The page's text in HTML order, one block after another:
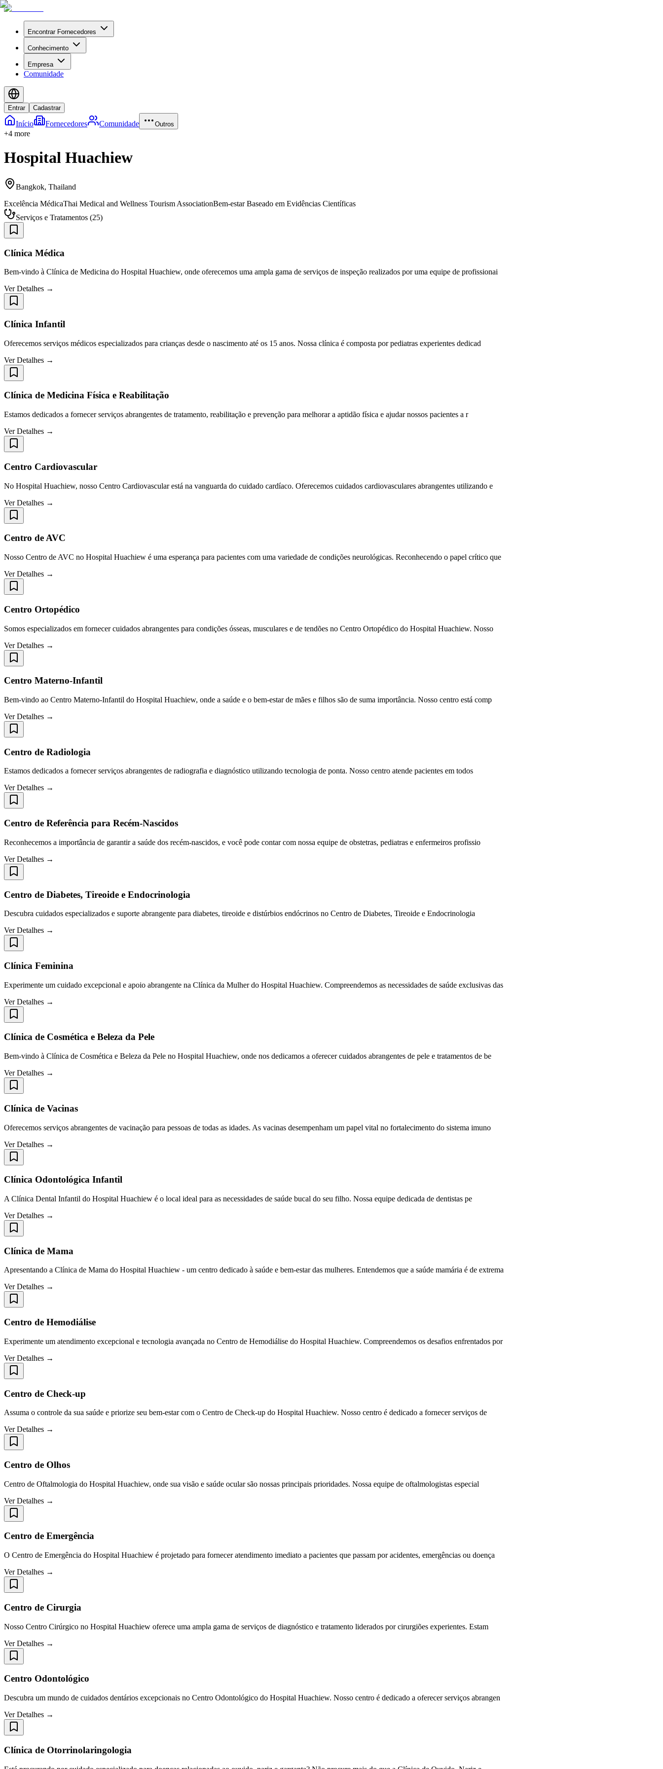
Encontrar Fornecedores
Conhecimento
Empresa
Comunidade
Entrar Cadastrar
Início Fornecedores Comunidade Outros
+4 more
Hospital Huachiew
Bangkok, Thailand
Excelência MédicaThai Medical and Wellness Tourism AssociationBem-estar Baseado em Evidências Científicas
Serviços e Tratamentos (25)
Clínica Médica
Bem-vindo à Clínica de Medicina do Hospital Huachiew, onde oferecemos uma ampla gama de serviços de inspeção realizados por uma equipe de profissionai
Ver Detalhes →
Clínica Infantil
Oferecemos serviços médicos especializados para crianças desde o nascimento até os 15 anos. Nossa clínica é composta por pediatras experientes dedicad
Ver Detalhes →
Clínica de Medicina Física e Reabilitação
Estamos dedicados a fornecer serviços abrangentes de tratamento, reabilitação e prevenção para melhorar a aptidão física e ajudar nossos pacientes a r
Ver Detalhes →
Centro Cardiovascular
No Hospital Huachiew, nosso Centro Cardiovascular está na vanguarda do cuidado cardíaco. Oferecemos cuidados cardiovasculares abrangentes utilizando e
Ver Detalhes →
Centro de AVC
Nosso Centro de AVC no Hospital Huachiew é uma esperança para pacientes com uma variedade de condições neurológicas. Reconhecendo o papel crítico que
Ver Detalhes →
Centro Ortopédico
Somos especializados em fornecer cuidados abrangentes para condições ósseas, musculares e de tendões no Centro Ortopédico do Hospital Huachiew. Nosso
Ver Detalhes →
Centro Materno-Infantil
Bem-vindo ao Centro Materno-Infantil do Hospital Huachiew, onde a saúde e o bem-estar de mães e filhos são de suma importância. Nosso centro está comp
Ver Detalhes →
Centro de Radiologia
Estamos dedicados a fornecer serviços abrangentes de radiografia e diagnóstico utilizando tecnologia de ponta. Nosso centro atende pacientes em todos
Ver Detalhes →
Centro de Referência para Recém-Nascidos
Reconhecemos a importância de garantir a saúde dos recém-nascidos, e você pode contar com nossa equipe de obstetras, pediatras e enfermeiros profissio
Ver Detalhes →
Centro de Diabetes, Tireoide e Endocrinologia
Descubra cuidados especializados e suporte abrangente para diabetes, tireoide e distúrbios endócrinos no Centro de Diabetes, Tireoide e Endocrinologia
Ver Detalhes →
Clínica Feminina
Experimente um cuidado excepcional e apoio abrangente na Clínica da Mulher do Hospital Huachiew. Compreendemos as necessidades de saúde exclusivas das
Ver Detalhes →
Clínica de Cosmética e Beleza da Pele
Bem-vindo à Clínica de Cosmética e Beleza da Pele no Hospital Huachiew, onde nos dedicamos a oferecer cuidados abrangentes de pele e tratamentos de be
Ver Detalhes →
Clínica de Vacinas
Oferecemos serviços abrangentes de vacinação para pessoas de todas as idades. As vacinas desempenham um papel vital no fortalecimento do sistema imuno
Ver Detalhes →
Clínica Odontológica Infantil
A Clínica Dental Infantil do Hospital Huachiew é o local ideal para as necessidades de saúde bucal do seu filho. Nossa equipe dedicada de dentistas pe
Ver Detalhes →
Clínica de Mama
Apresentando a Clínica de Mama do Hospital Huachiew - um centro dedicado à saúde e bem-estar das mulheres. Entendemos que a saúde mamária é de extrema
Ver Detalhes →
Centro de Hemodiálise
Experimente um atendimento excepcional e tecnologia avançada no Centro de Hemodiálise do Hospital Huachiew. Compreendemos os desafios enfrentados por
Ver Detalhes →
Centro de Check-up
Assuma o controle da sua saúde e priorize seu bem-estar com o Centro de Check-up do Hospital Huachiew. Nosso centro é dedicado a fornecer serviços de
Ver Detalhes →
Centro de Olhos
Centro de Oftalmologia do Hospital Huachiew, onde sua visão e saúde ocular são nossas principais prioridades. Nossa equipe de oftalmologistas especial
Ver Detalhes →
Centro de Emergência
O Centro de Emergência do Hospital Huachiew é projetado para fornecer atendimento imediato a pacientes que passam por acidentes, emergências ou doença
Ver Detalhes →
Centro de Cirurgia
Nosso Centro Cirúrgico no Hospital Huachiew oferece uma ampla gama de serviços de diagnóstico e tratamento liderados por cirurgiões experientes. Estam
Ver Detalhes →
Centro Odontológico
Descubra um mundo de cuidados dentários excepcionais no Centro Odontológico do Hospital Huachiew. Nosso centro é dedicado a oferecer serviços abrangen
Ver Detalhes →
Clínica de Otorrinolaringologia